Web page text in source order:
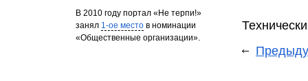
В 2010 году портал «Не терпи!»
занял 1-ое место в номинации
«Общественные организации».